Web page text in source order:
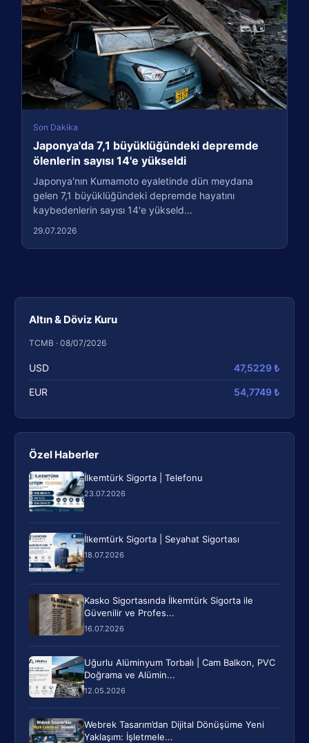
Altın & Döviz Kuru
TCMB · 08/07/2026
USD 47,5229 ₺
EUR 54,7749 ₺
Özel Haberler
İlkemtürk Sigorta | Telefonu
23.07.2026
İlkemtürk Sigorta | Seyahat Sigortası
18.07.2026
Kasko Sigortasında İlkemtürk Sigorta ile
Güvenilir ve Profes...
16.07.2026
Uğurlu Alüminyum Torbalı | Cam Balkon, PVC
Doğrama ve Alümin...
12.05.2026
Webrek Tasarım’dan Dijital Dönüşüme Yeni
Yaklaşım: İşletmele...
Son Dakika
Japonya'da 7,1 büyüklüğündeki depremde
ölenlerin sayısı 14'e yükseldi
Japonya'nın Kumamoto eyaletinde dün meydana
gelen 7,1 büyüklüğündeki depremde hayatını
kaybedenlerin sayısı 14'e yükseld...
29.07.2026